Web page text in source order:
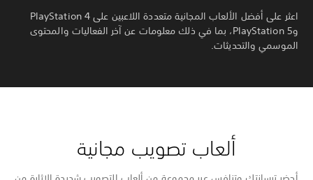
اعثر على أفضل الألعاب المجانية متعددة اللاعبين على PlayStation 4
وPlayStation 5، بما في ذلك معلومات عن آخر الفعاليات والمحتوى
الموسمي والتحديثات.
ألعاب تصويب مجانية